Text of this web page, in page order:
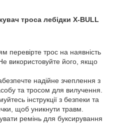
троса лебідки X-BULL
перевірте трос на наявність
використовуйте його, якщо
надійне зчеплення з
та тросом для вилучення.
інструкції з безпеки та
щоб уникнути травм.
ремінь для буксирування